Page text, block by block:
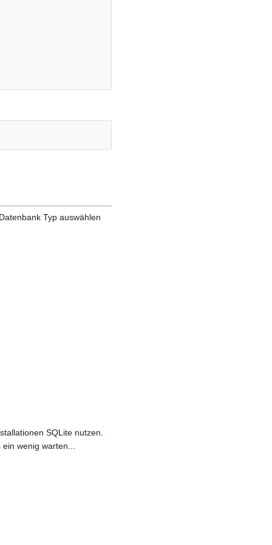
Typ auswählen
SQLite nutzen.
wenig warten...